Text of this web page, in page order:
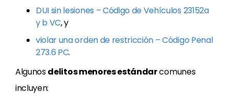
DUI sin lesiones – Código de Vehículos 23152a
y b VC, y
violar una orden de restricción – Código Penal
273.6 PC.
Algunosdelitos menores estándarcomunes
incluyen: